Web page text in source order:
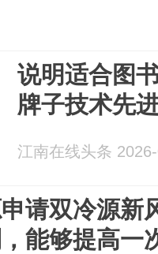
说明适合图
牌子技术先
江南在线头条
请双冷源新
能够提高一